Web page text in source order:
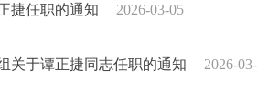
捷任职的通知 2026-03-05
关于谭正捷同志任职的通知 2026-